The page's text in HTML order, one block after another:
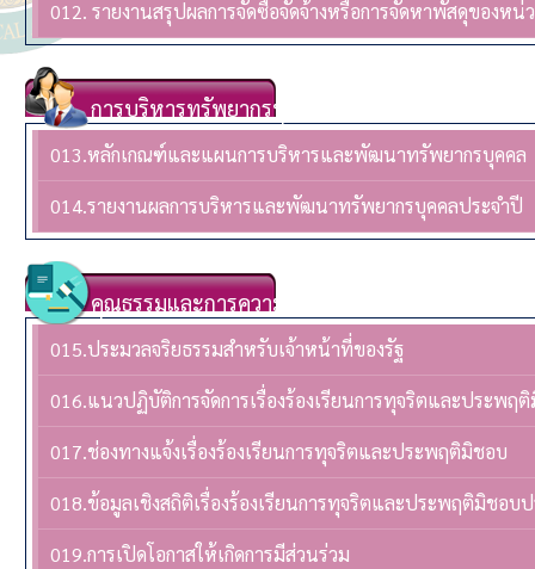
012. รายงานสรุปผลการจัดซื้อจัดจ้างหรือการจัดหาพัสดุของห
การบริหารทรัพยากรบุคล
013.หลักเกณฑ์และแผนการบริหารและพัฒนาทรัพยากรบุคคล
014.รายงานผลการบริหารและพัฒนาทรัพยากรบุคคลประจําปี
คุณธรรมและการความโปร่งใส
015.ประมวลจริยธรรมสำหรับเจ้าหน้าที่ของรัฐ
016.แนวปฏิบัติการจัดการเรื่องร้องเรียนการทุจริตและประพฤ
017.ช่องทางแจ้งเรื่องร้องเรียนการทุจริตและประพฤติมิชอบ
018.ข้อมูลเชิงสถิติเรื่องร้องเรียนการทุจริตและประพฤติมิชอบ
019.การเปิดโอกาสให้เกิดการมีส่วนร่วม